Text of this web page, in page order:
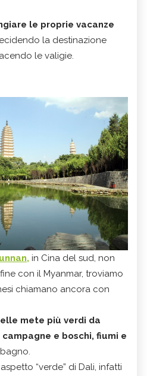
le proprie vacanze
la destinazione
le valigie.
, in Cina del sud, non
con il Myanmar, troviamo
chiamano ancora con
mete più verdi da
campagne e boschi, fiumi e
“verde” di Dali, infatti